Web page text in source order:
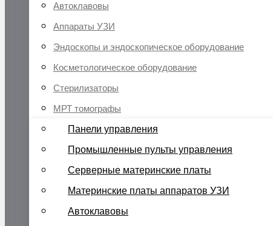
Автоклавовы
Аппараты УЗИ
Эндоскопы и эндоскопическое оборудование
Косметологическое оборудование
Стерилизаторы
МРТ томографы
Панели управления
Промышленные пульты управления
Серверные материнские платы
Материнские платы аппаратов УЗИ
Автоклавовы